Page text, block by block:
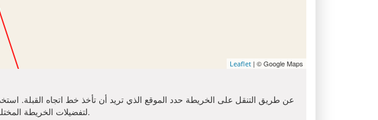
Leaflet | © Google Maps
عن طريق التنقل على الخريطة حدد الموقع الذي تريد أن تأخذ خط اتجاه القبلة.
أكثر وضوحًا. اختر 'Sat' من هنا للحصول على صورة القمر الصناعي لموقعك. يمكنك استخدام خيار 'OSM' لتفضيلات الخريطة المختلفة.